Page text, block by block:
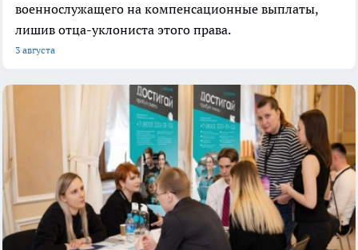
военнослужащего на компенсационные выплаты,
лишив отца-уклониста этого права.
3 августа